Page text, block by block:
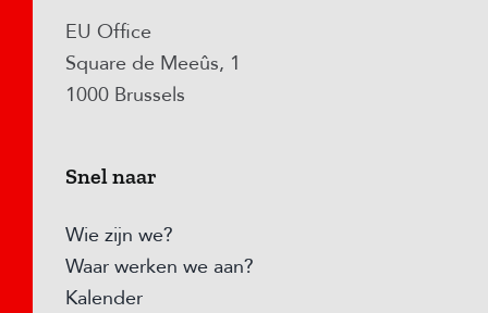
EU Office
Square de Meeûs, 1
1000 Brussels
Snel naar
Wie zijn we?
Waar werken we aan?
Kalender